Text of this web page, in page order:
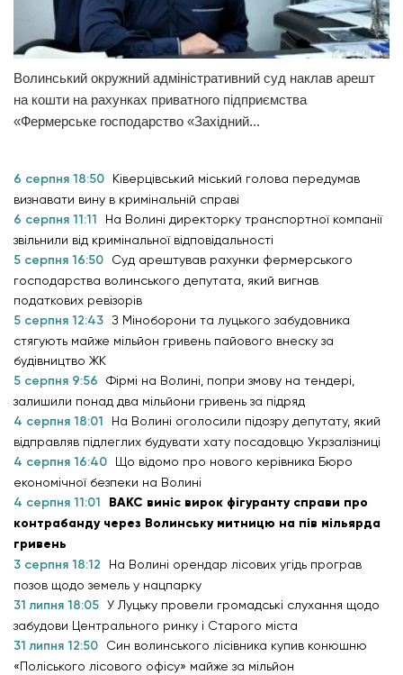
Волинський окружний адміністративний суд наклав арешт
на кошти на рахунках приватного підприємства
«Фермерське господарство «Західний...
6 серпня 18:50
Ківерцівський міський голова передумав
визнавати вину в кримінальній справі
6 серпня 11:11
На Волині директорку транспортної компанії
звільнили від кримінальної відповідальності
5 серпня 16:50
Суд арештував рахунки фермерського
господарства волинського депутата, який вигнав
податкових ревізорів
5 серпня 12:43 З Міноборони та луцького забудовника
стягують майже мільйон гривень пайового внеску за
будівництво ЖК
5 серпня 9:56
Фірмі на Волині, попри змову на тендері,
залишили понад два мільйони гривень за підряд
4 серпня 18:01
На Волині оголосили підозру депутату, який
відправляв підлеглих будувати хату посадовцю Укрзалізниці
4 серпня 16:40
Що відомо про нового керівника Бюро
економічної безпеки на Волині
4 серпня 11:01
ВАКС виніс вирок фігуранту справи про
контрабанду через Волинську митницю на пів мільярда
гривень
3 серпня 18:12
На Волині орендар лісових угідь програв
позов щодо земель у нацпарку
31 липня 18:05 У Луцьку провели громадські слухання щодо
забудови Центрального ринку і Старого міста
31 липня 12:50
Син волинського лісівника купив конюшню
«Поліського лісового офісу» майже за мільйон